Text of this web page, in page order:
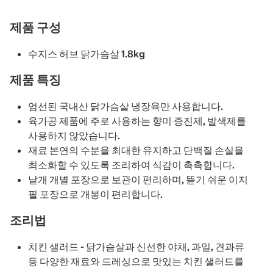
제품 구성
수지스 허브 닭가슴살 1.8kg
제품 특징
엄선된 국내산 닭가슴살 냉장육만 사용합니다.
육가공 제품에 주로 사용하는 향미 증진제, 발색제를
사용하지 않았습니다.
재료 본연의 수분을 최대한 유지하고 단백질 손실을
최소화할 수 있도록 조리하여 식감이 촉촉합니다.
낱개 개별 포장으로 보관이 편리하며, 뜯기 쉬운 이지
필 포장으로 개봉이 편리합니다.
조리법
치킨 샐러드 - 닭가슴살과 신선한 야채, 과일, 견과류
등 다양한 재료와 드레싱으로 맛있는 치킨 샐러드를